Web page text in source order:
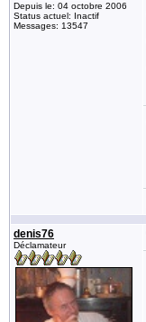
Depuis le: 04 octobre 2006
Status actuel: Inactif
Messages: 13547
denis76
Déclamateur